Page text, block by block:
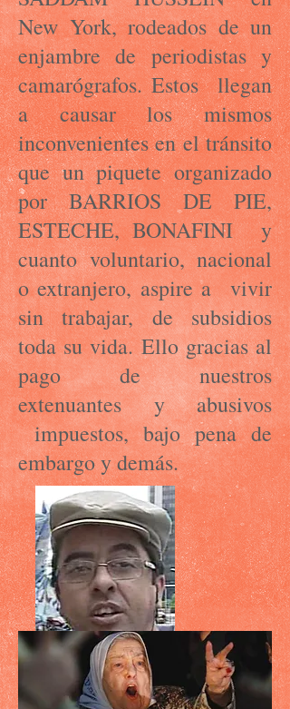
New York, rodeados de un
enjambre de periodistas y
camarógrafos. Estos llegan
a causar los mismos
inconvenientes en el tránsito
que un piquete organizado
por BARRIOS DE PIE,
ESTECHE, BONAFINI y
cuanto voluntario, nacional
o extranjero, aspire a vivir
sin trabajar, de subsidios
toda su vida. Ello gracias al
pago de nuestros
extenuantes y abusivos
impuestos, bajo pena de
embargo y demás.